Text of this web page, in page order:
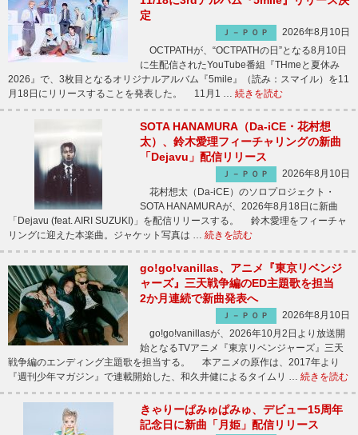
定
Ｊ－ＰＯＰ
2026年8月10日
OCTPATHが、“OCTPATHの日”となる8月10日
に生配信されたYouTube番組『THmeと夏休み
2026』で、3枚目となるオリジナルアルバム『5mile』（読み：スマイル）を11
月18日にリリースすることを発表した。 11月1 … 続きを読む
SOTA HANAMURA（Da-iCE・花村想
太）、鈴木愛理フィーチャリングの新曲
「Dejavu」配信リリース
Ｊ－ＰＯＰ
2026年8月10日
花村想太（Da-iCE）のソロプロジェクト・
SOTA HANAMURAが、2026年8月18日に新曲
「Dejavu (feat. AIRI SUZUKI)」を配信リリースする。 鈴木愛理をフィーチャ
リングに迎えた本楽曲。ジャケット写真は … 続きを読む
go!go!vanillas、アニメ『東京リベンジ
ャーズ』三天戦争編のED主題歌を担当
2か月連続で新曲発表へ
Ｊ－ＰＯＰ
2026年8月10日
go!go!vanillasが、2026年10月2日より放送開
始となるTVアニメ『東京リベンジャーズ』三天
戦争編のエンディング主題歌を担当する。 本アニメの原作は、2017年より
『週刊少年マガジン』で連載開始した、和久井健によるタイムリ … 続きを読む
きゃりーぱみゅぱみゅ、デビュー15周年
記念日に新曲「月姫」配信リリース